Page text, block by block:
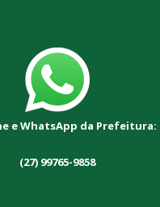
e WhatsApp da Prefeitura:
(27) 99765-9858